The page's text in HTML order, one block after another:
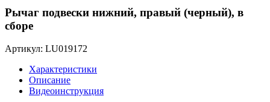
Рычаг подвески нижний, правый (черный), в
сборе
Артикул: LU019172
Характеристики
Описание
Видеоинструкция